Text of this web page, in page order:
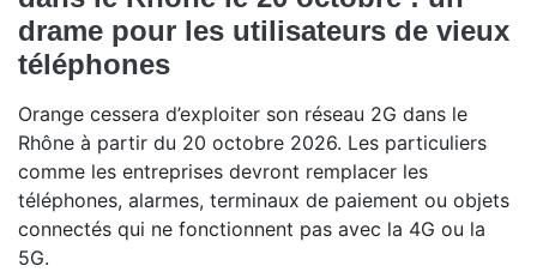
drame pour les utilisateurs de vieux
téléphones
Orange cessera d’exploiter son réseau 2G dans le
Rhône à partir du 20 octobre 2026. Les particuliers
comme les entreprises devront remplacer les
téléphones, alarmes, terminaux de paiement ou objets
connectés qui ne fonctionnent pas avec la 4G ou la
5G.